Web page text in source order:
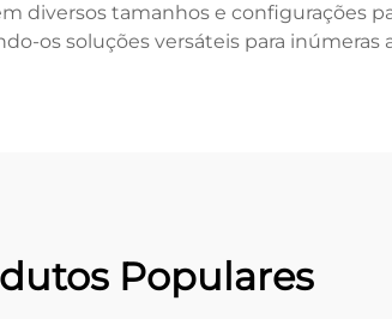
diversos tamanhos e configurações
os soluções versáteis para inúmeras
Populares